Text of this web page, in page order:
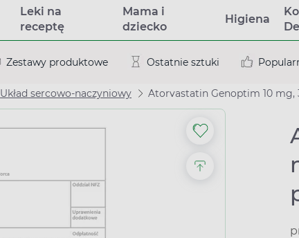
Leki na
receptę
Mama i
dziecko
Higiena
Zestawy produktowe Ostatnie sztuki
Układ sercowo-naczyniowy Atorvastatin Genoptim 10 mg,